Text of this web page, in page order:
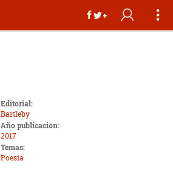
Editorial:
Bartleby
Año publicación:
2017
Temas:
Poesía